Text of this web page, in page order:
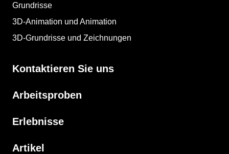
Grundrisse
3D-Animation und Animation
3D-Grundrisse und Zeichnungen
Kontaktieren Sie uns
Arbeitsproben
Erlebnisse
Artikel